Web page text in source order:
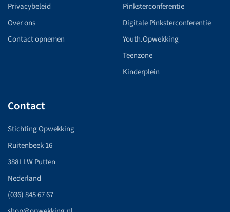
Privacybeleid
Over ons
Contact opnemen
Pinksterconferentie
Digitale Pinksterconferentie
Youth.Opwekking
Teenzone
Kinderplein
Contact
Stichting Opwekking
Ruitenbeek 16
3881 LW Putten
Nederland
(036) 845 67 67